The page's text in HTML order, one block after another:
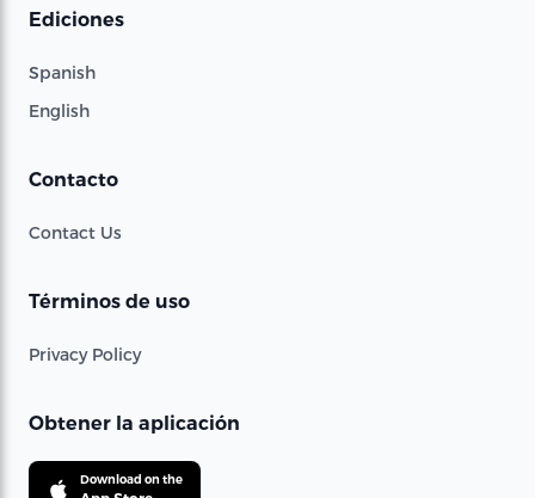
Ediciones
Spanish
English
Contacto
Contact Us
Términos de uso
Privacy Policy
Obtener la aplicación
Download on the